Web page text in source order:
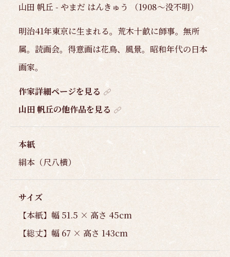
山田 帆丘 - やまだ はんきゅう （1908～没不明）
明治41年東京に生まれる。荒木十畝に師事。無所
属。読画会。得意画は花鳥、風景。昭和年代の日本
画家。
作家詳細ページを見る
山田 帆丘の他作品を見る
本紙
絹本（尺八横）
サイズ
【本紙】幅 51.5 × 高さ 45cm
【総丈】幅 67 × 高さ 143cm